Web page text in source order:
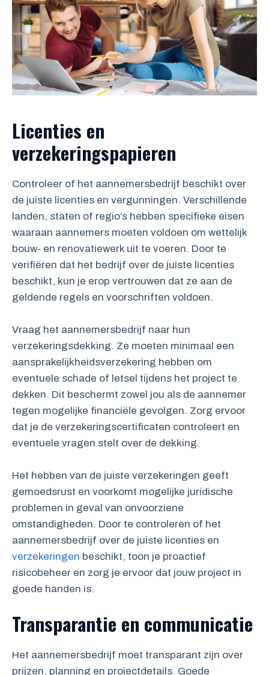
Licenties en
verzekeringspapieren
Controleer of het aannemersbedrijf beschikt over
de juiste licenties en vergunningen. Verschillende
landen, staten of regio’s hebben specifieke eisen
waaraan aannemers moeten voldoen om wettelijk
bouw- en renovatiewerk uit te voeren. Door te
verifiëren dat het bedrijf over de juiste licenties
beschikt, kun je erop vertrouwen dat ze aan de
geldende regels en voorschriften voldoen.
Vraag het aannemersbedrijf naar hun
verzekeringsdekking. Ze moeten minimaal een
aansprakelijkheidsverzekering hebben om
eventuele schade of letsel tijdens het project te
dekken. Dit beschermt zowel jou als de aannemer
tegen mogelijke financiële gevolgen. Zorg ervoor
dat je de verzekeringscertificaten controleert en
eventuele vragen stelt over de dekking.
Het hebben van de juiste verzekeringen geeft
gemoedsrust en voorkomt mogelijke juridische
problemen in geval van onvoorziene
omstandigheden. Door te controleren of het
aannemersbedrijf over de juiste licenties en
verzekeringen beschikt, toon je proactief
risicobeheer en zorg je ervoor dat jouw project in
goede handen is.
Transparantie en communicatie
Het aannemersbedrijf moet transparant zijn over
prijzen, planning en projectdetails. Goede